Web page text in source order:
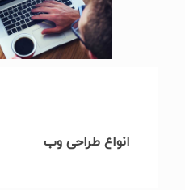
انواع طراحی وب